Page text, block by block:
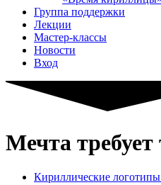
Группа поддержки
Лекции
Мастер-классы
Новости
Вход
Мечта требует
Кириллические логотипы